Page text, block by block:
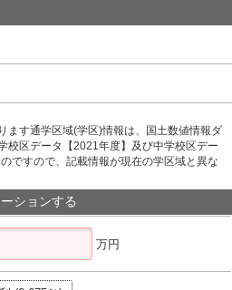
ます通学区域(学区)情報は、国土数値情報ダ
校区データ【2021年度】及び中学校区デー
ですので、記載情報が現在の学区域と異な
ションする
万円